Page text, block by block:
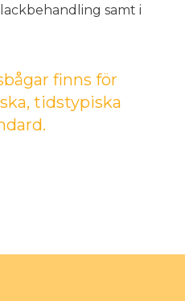
samt i
finns för
tidstypiska